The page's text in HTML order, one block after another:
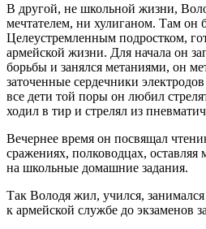
В другой, не школьной жизни,
мечтателем, ни хулиганом. Там он
Целеустремленным подростком,
армейской жизни. Для начала он
борьбы и занялся метаниями, он
заточенные сердечники
все дети той поры он любил
ходил в тир и стрелял из
Вечернее время он посвящал
сражениях, полководцах,
на школьные домашние задания.
Так Володя жил, учился,
к армейской службе до экзаменов